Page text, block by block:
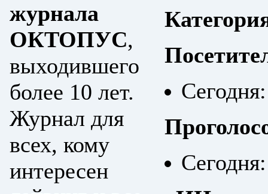
журнала
ОКТОПУС,
выходившего
более 10 лет.
Журнал для
всех, кому
интересен